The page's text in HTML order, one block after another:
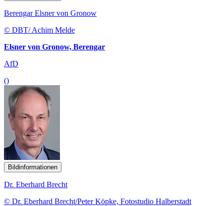
Berengar Elsner von Gronow
© DBT/ Achim Melde
Elsner von Gronow, Berengar
AfD
()
Bildinformationen
Dr. Eberhard Brecht
© Dr. Eberhard Brecht/Peter Köpke, Fotostudio Halberstadt